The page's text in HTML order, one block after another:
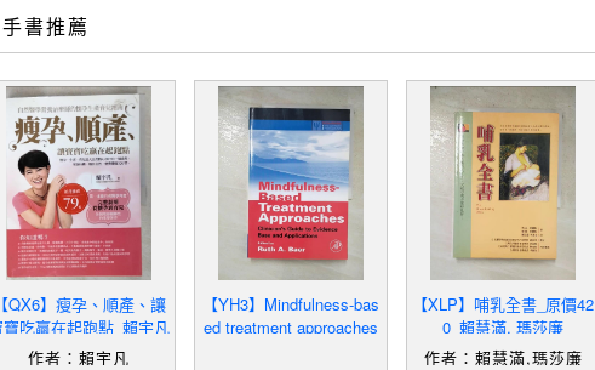
書推薦
QX6】瘦孕、順產、讓
吃贏在起跑點_賴宇凡
作者：賴宇凡
【YH3】Mindfulness-bas
ed treatment approaches
【XLP】哺乳全書_原價42
0_賴慧滿, 瑪莎廉
作者：賴慧滿,瑪莎廉